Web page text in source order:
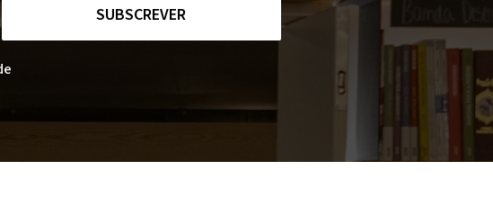
SUBSCREVER